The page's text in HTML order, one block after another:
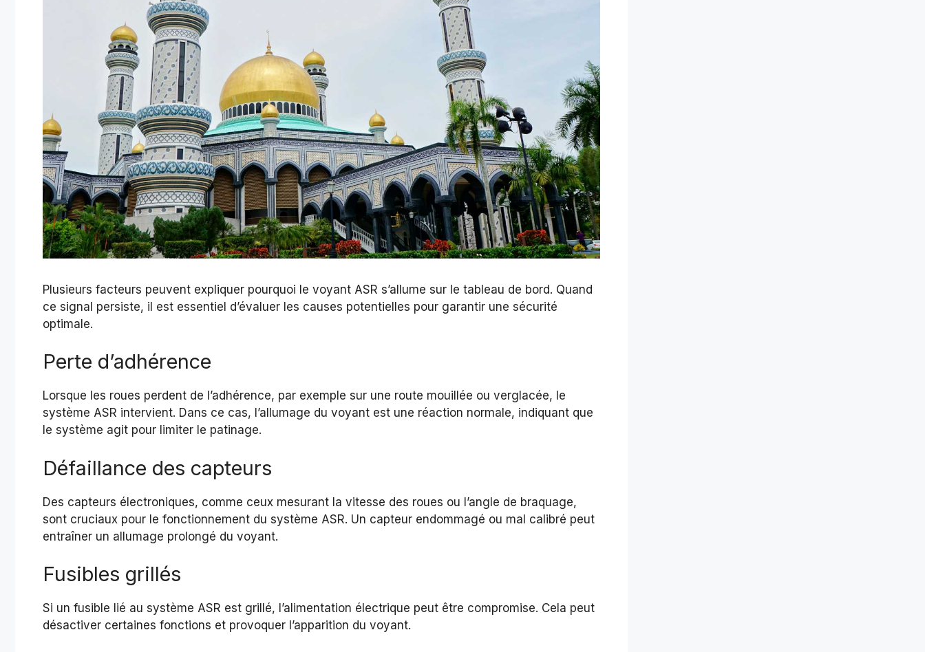
Plusieurs facteurs peuvent expliquer pourquoi le voyant ASR s’allume sur le tableau de bord. Quand
ce signal persiste, il est essentiel d’évaluer les causes potentielles pour garantir une sécurité
optimale.
Perte d’adhérence
Lorsque les roues perdent de l’adhérence, par exemple sur une route mouillée ou verglacée, le
système ASR intervient. Dans ce cas, l’allumage du voyant est une réaction normale, indiquant que
le système agit pour limiter le patinage.
Défaillance des capteurs
Des capteurs électroniques, comme ceux mesurant la vitesse des roues ou l’angle de braquage,
sont cruciaux pour le fonctionnement du système ASR. Un capteur endommagé ou mal calibré peut
entraîner un allumage prolongé du voyant.
Fusibles grillés
Si un fusible lié au système ASR est grillé, l’alimentation électrique peut être compromise. Cela peut
désactiver certaines fonctions et provoquer l’apparition du voyant.